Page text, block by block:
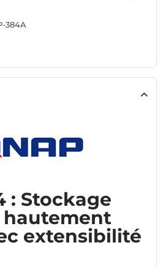
384A
: Stockage
hautement
extensibilité